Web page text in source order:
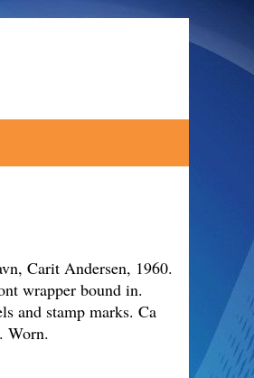
Carit Andersen, 1960.
wrapper bound in.
and stamp marks. Ca
front edge. Worn.